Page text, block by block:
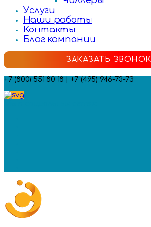
Услуги
Наши работы
Контакты
Блог компании
ЗАКАЗАТЬ ЗВОНОК
+7 (800) 551 80 18 | +7 (495) 946-73-73